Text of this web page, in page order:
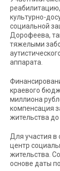
культурно-
социальной
Дорофеева,
тяжелыми
аппарата.
краевого
миллиона
компенсация
жительства до
Для участия в
центр
жительства.
основе даты